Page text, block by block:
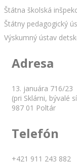
Štátna školská
Štátny pedagogický
Výskumný ústav
Adresa
13. januára 716/23
(pri Sklárni, bývalé
987 01 Poltár
Telefón
+421 911 243 882